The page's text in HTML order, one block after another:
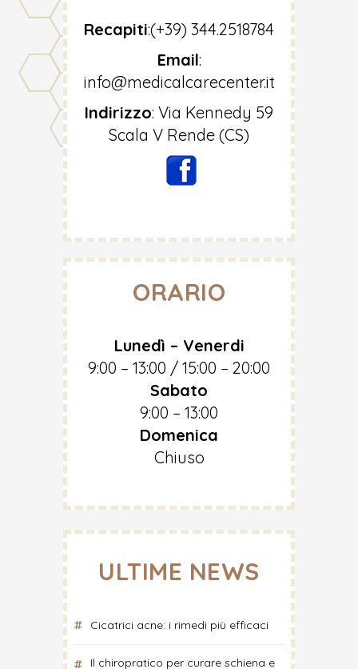
Recapiti:(+39) 344.2518784
Email:
info@medicalcarecenter.it
Indirizzo: Via Kennedy 59
Scala V Rende (CS)
ORARIO
Lunedì – Venerdi
9:00 – 13:00 / 15:00 – 20:00
Sabato
9:00 – 13:00
Domenica
Chiuso
ULTIME NEWS
Cicatrici acne: i rimedi più efficaci
Il chiropratico per curare schiena e